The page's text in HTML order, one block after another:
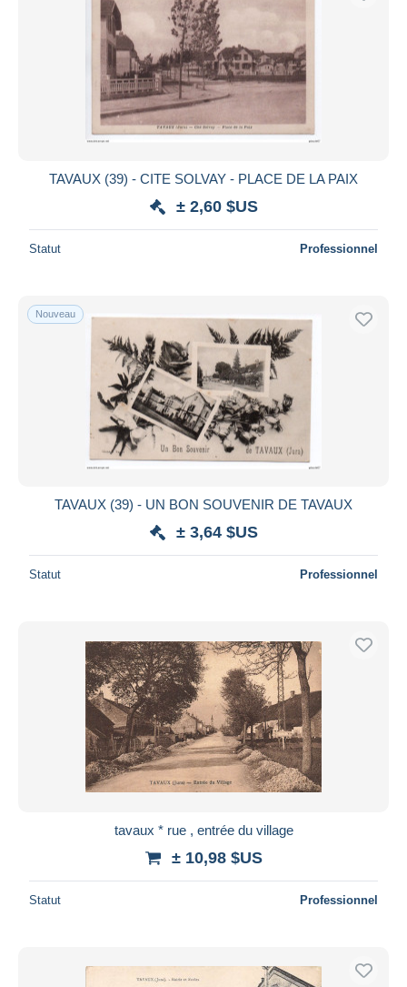
TAVAUX (39) - CITE SOLVAY - PLACE DE LA PAIX
± 2,60 $US
Statut Professionnel
Nouveau
TAVAUX (39) - UN BON SOUVENIR DE TAVAUX
± 3,64 $US
Statut Professionnel
tavaux * rue , entrée du village
± 10,98 $US
Statut Professionnel